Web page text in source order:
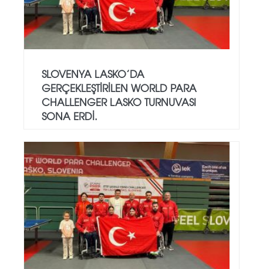
SLOVENYA LASKO’DA
GERÇEKLEŞTIRILEN WORLD PARA
CHALLENGER LASKO TURNUVASI
SONA ERDI.